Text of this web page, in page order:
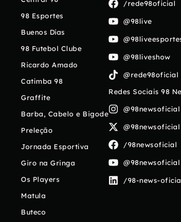
98 Esportes
Buenos Días
98 Futebol Clube
Ricardo Amado
Catimba 98
Graffite
Barba, Cabelo e Bigode
Preleção
Jornada Esportiva
Giro na Gringa
Os Players
Matula
Buteco
/rede98oficial
@98live
@98liveshow
@rede98oficial
Redes Sociais 98
@98newsoficial
@98newsoficial
/98newsoficial
@98newsoficial
/98-news-